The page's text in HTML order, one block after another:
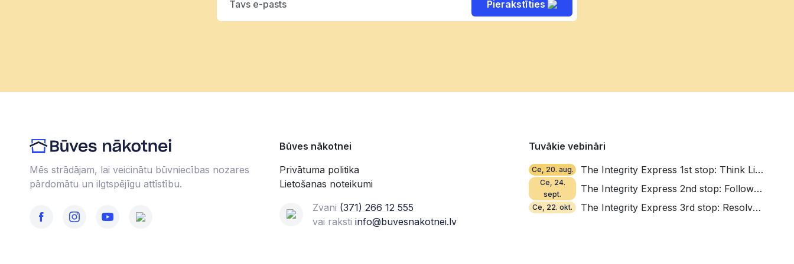
Pierakstīties
Mēs strādājam, lai veicinātu būvniecības nozares
pārdomātu un ilgtspējīgu attīstību.
Būves nākotnei
Privātuma politika
Lietošanas noteikumi
Zvani (371) 266 12 555‬
vai raksti info@buvesnakotnei.lv
Tuvākie vebināri
Ce, 20. aug. The Integrity Express 1st stop: Think Like a Thief
Ce, 24.
sept.
The Integrity Express 2nd stop: Follow the Money, Find the Red Flags
Ce, 22. okt. The Integrity Express 3rd stop: Resolve, Repair, Reinforce